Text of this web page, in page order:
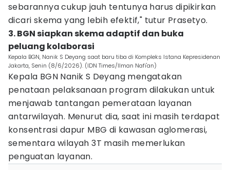
sebarannya cukup jauh tentunya harus dipikirkan
dicari skema yang lebih efektif," tutur Prasetyo.
3. BGN siapkan skema adaptif dan buka
peluang kolaborasi
Kepala BGN, Nanik S Deyang saat baru tiba di Kompleks Istana Kepresidenan
Jakarta, Senin (8/6/2026). (IDN Times/Ilman Nafi'an)
Kepala BGN Nanik S Deyang mengatakan
penataan pelaksanaan program dilakukan untuk
menjawab tantangan pemerataan layanan
antarwilayah. Menurut dia, saat ini masih terdapat
konsentrasi dapur MBG di kawasan aglomerasi,
sementara wilayah 3T masih memerlukan
penguatan layanan.